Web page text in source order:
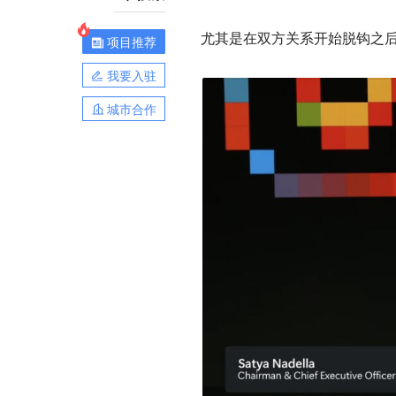
项目推荐
我要入驻
城市合作
尤其是在双方关系开始脱钩之